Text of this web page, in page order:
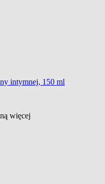
intymnej, 150 ml
więcej